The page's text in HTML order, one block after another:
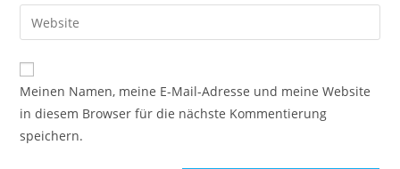
Meinen Namen, meine E-Mail-Adresse und meine Website
in diesem Browser für die nächste Kommentierung
speichern.